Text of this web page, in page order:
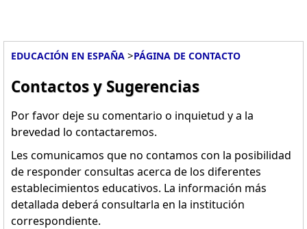
EDUCACIÓN EN ESPAÑA >PÁGINA DE CONTACTO
Contactos y Sugerencias
Por favor deje su comentario o inquietud y a la
brevedad lo contactaremos.
Les comunicamos que no contamos con la posibilidad
de responder consultas acerca de los diferentes
establecimientos educativos. La información más
detallada deberá consultarla en la institución
correspondiente.